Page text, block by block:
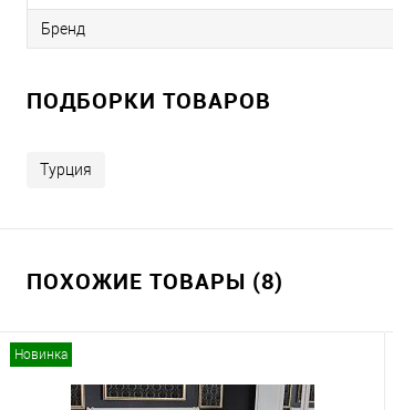
Бренд
ПОДБОРКИ ТОВАРОВ
Турция
ПОХОЖИЕ ТОВАРЫ (8)
Новинка